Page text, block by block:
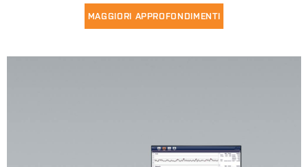
MAGGIORI APPROFONDIMENTI